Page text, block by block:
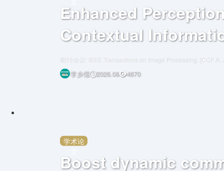
Enhanced
Contextual
Extraction Network
Instance
期刊/会议: IEEE Transactions on Image Processing, [CCF A,
李乡儒 2026.08 4670
学术论
Boost dynamic